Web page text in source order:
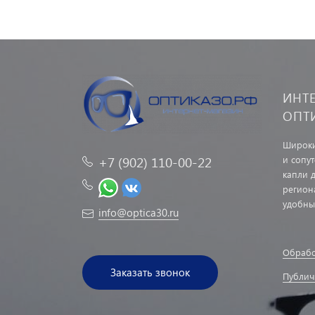
+7 (902) 110-00-22
info@optica30.ru
Заказать звонок
и
капли